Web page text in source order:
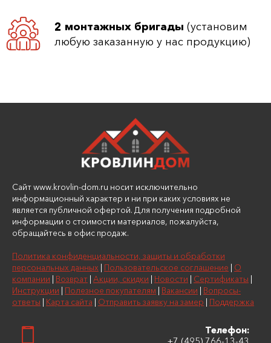
2 монтажных бригады (установим
любую заказанную у нас продукцию)
Сайт www.krovlin-dom.ru носит исключительно
информационный характер и ни при каких условиях не
является публичной офертой. Для получения подробной
информации о стоимости материалов, пожалуйста,
обращайтесь в офис продаж.
Политика конфиденциальности, защиты и обработки
персональных данных
Пользовательское соглашение
О
компании
Возврат Акции, скидки Новости Сертификаты
Инструкции
Полезное покупателям Вакансии
Вопросы-
ответы
Карта сайта Отправить заявку на замер Поддержка
Телефон: